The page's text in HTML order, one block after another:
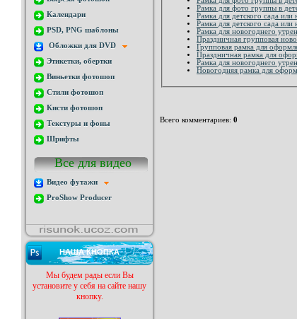
Календари
PSD, PNG шаблоны
Обложки для DVD
Этикетки, обертки
Виньетки фотошоп
Стили фотошоп
Кисти фотошоп
Текстуры и фоны
Шрифты
Все для видео
Видео футажи
ProShow Producer
НАША КНОПКА
Мы будем рады если Вы
установите у себя на сайте нашу
кнопку.
Рамка для фото группы в
Рамка для детского сада
Рамка для детского сада
Рамка для новогоднего
Праздничная групповая
Групповая рамка для
Рамка для новогоднего
Новогодняя рамка для
Всего комментариев: 0